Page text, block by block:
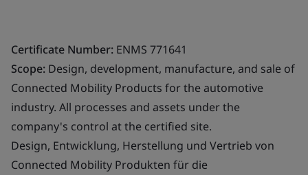
Certificate Number: ENMS 771641
Scope: Design, development, manufacture, and sale of
Connected Mobility Products for the automotive
industry. All processes and assets under the
company's control at the certified site.
Design, Entwicklung, Herstellung und Vertrieb von
Connected Mobility Produkten für die